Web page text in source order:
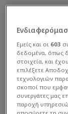
Εμείς και οι 603
δεδομένα, όπως
στοιχεία, και
επιλέξετε
τεχνολογιών
σκοποί που
συνεργάτες μας
παροχή